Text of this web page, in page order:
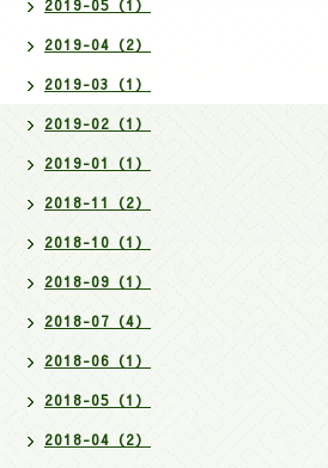
2019-05（1）
2019-04（2）
2019-03（1）
2019-02（1）
2019-01（1）
2018-11（2）
2018-10（1）
2018-09（1）
2018-07（4）
2018-06（1）
2018-05（1）
2018-04（2）